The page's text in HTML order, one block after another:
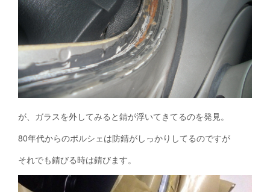
が、ガラスを外してみると錆が浮いてきてるのを発見。
80年代からのポルシェは防錆がしっかりしてるのですが
それでも錆びる時は錆びます。